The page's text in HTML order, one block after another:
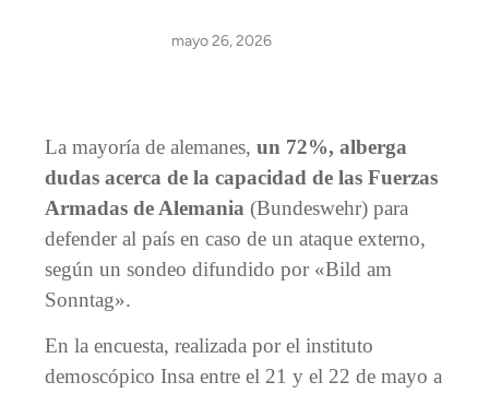
mayo 26, 2026
La mayoría de alemanes, un 72%, alberga
dudas acerca de la capacidad de las Fuerzas
Armadas de Alemania (Bundeswehr) para
defender al país en caso de un ataque externo,
según un sondeo difundido por «Bild am
Sonntag».
En la encuesta, realizada por el instituto
demoscópico Insa entre el 21 y el 22 de mayo a